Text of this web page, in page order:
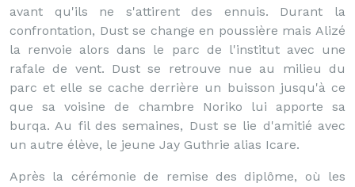
avant qu'ils ne s'attirent des ennuis. Durant la
confrontation, Dust se change en poussière mais Alizé
la renvoie alors dans le parc de l'institut avec une
rafale de vent. Dust se retrouve nue au milieu du
parc et elle se cache derrière un buisson jusqu'à ce
que sa voisine de chambre Noriko lui apporte sa
burqa. Au fil des semaines, Dust se lie d'amitié avec
un autre élève, le jeune Jay Guthrie alias Icare.
Après la cérémonie de remise des diplôme, où les